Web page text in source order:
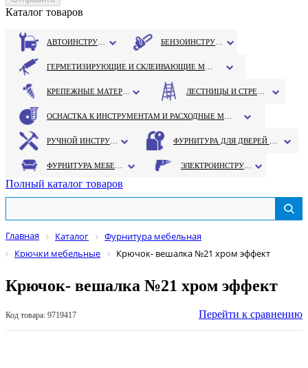
Каталог товаров
Полный каталог товаров
Главная Каталог
Фурнитура мебельная
Крючки мебельные
Крючок- вешалка №21 хром эффект
Крючок- вешалка №21 хром эффект
Код товара: 9719417 Перейти к сравнению